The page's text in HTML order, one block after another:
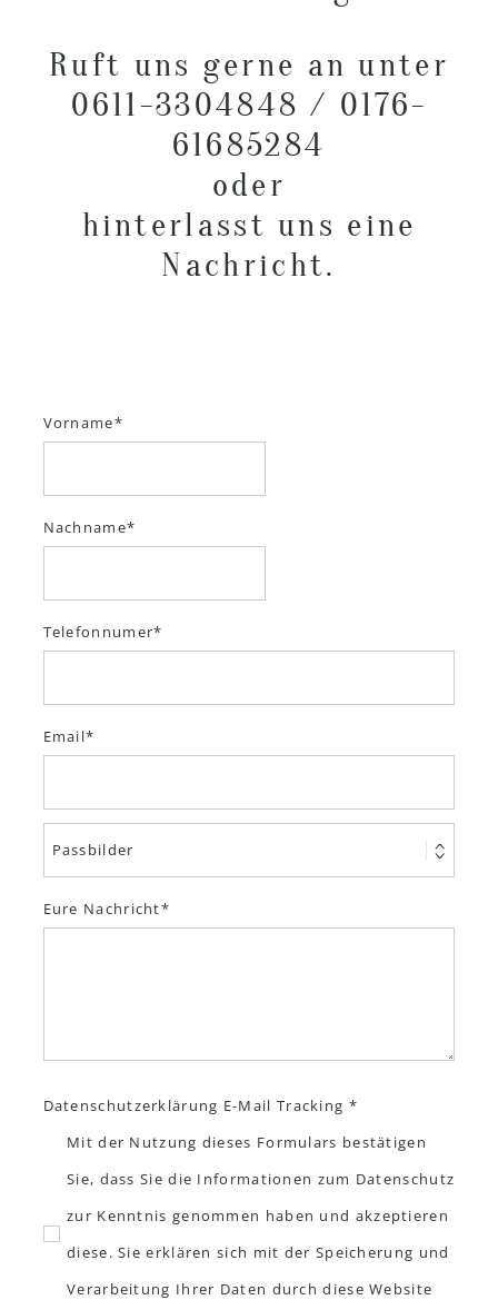
Ruft uns gerne an unter
0611-3304848 / 0176-
61685284
oder
hinterlasst uns eine
Nachricht.
Vorname
Nachname
Telefonnumer
Email
Eure Nachricht
Datenschutzerklärung E-Mail Tracking *
Mit der Nutzung dieses Formulars bestätigen
Sie, dass Sie die Informationen zum Datenschutz
zur Kenntnis genommen haben und akzeptieren
diese. Sie erklären sich mit der Speicherung und
Verarbeitung Ihrer Daten durch diese Website